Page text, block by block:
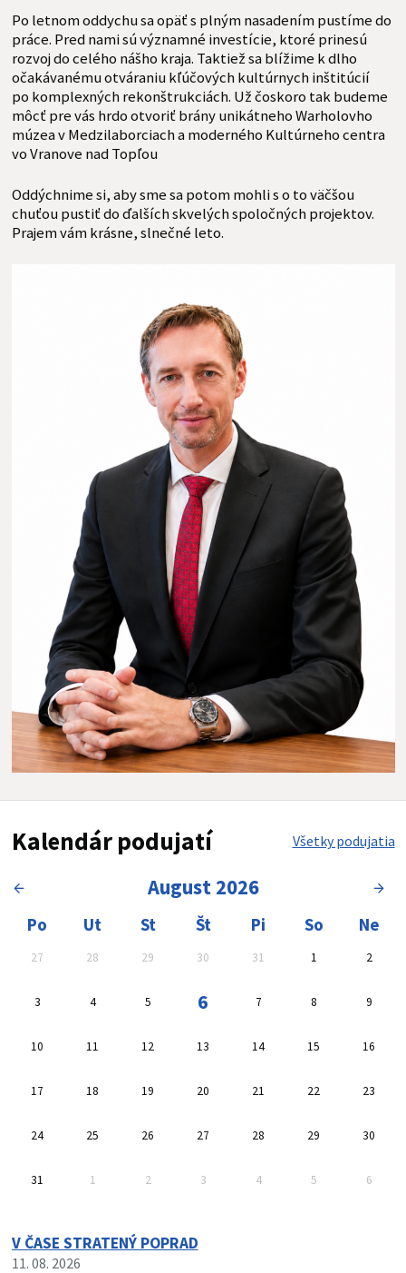
Po letnom oddychu sa opäť s plným nasadením pustíme do
práce. Pred nami sú významné investície, ktoré prinesú
rozvoj do celého nášho kraja. Taktiež sa blížime k dlho
očakávanému otváraniu kľúčových kultúrnych inštitúcií
po komplexných rekonštrukciách. Už čoskoro tak budeme
môcť pre vás hrdo otvoriť brány unikátneho Warholovho
múzea v Medzilaborciach a moderného Kultúrneho centra
vo Vranove nad Topľou
Oddýchnime si, aby sme sa potom mohli s o to väčšou
chuťou pustiť do ďalších skvelých spoločných projektov.
Prajem vám krásne, slnečné leto.
Kalendár podujatí Všetky podujatia
Kalendár, vyberte dátumOblasť výsledkov
August 2026
Po Ut St Št Pi So Ne
27 28 29 30 31 1 2
3 4 5 6 7 8 9
10 11 12 13 14 15 16
17 18 19 20 21 22 23
24 25 26 27 28 29 30
31 1 2 3 4 5 6
V ČASE STRATENÝ POPRAD
11. 08. 2026